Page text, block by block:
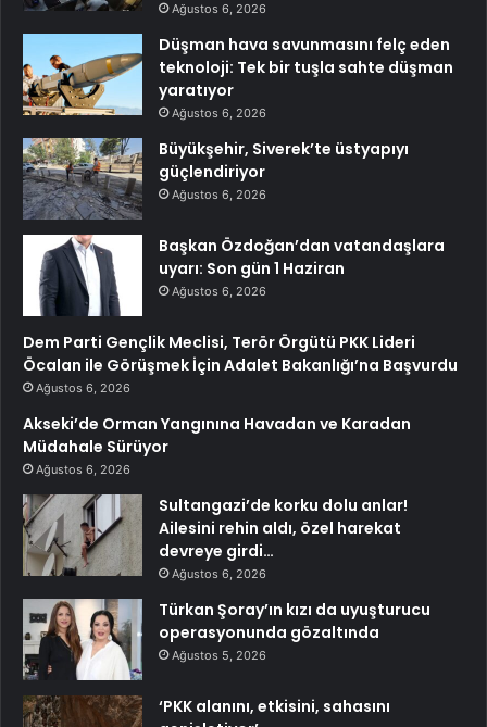
Ağustos 6, 2026
Düşman hava savunmasını felç eden
teknoloji: Tek bir tuşla sahte düşman
yaratıyor
Ağustos 6, 2026
Büyükşehir, Siverek’te üstyapıyı
güçlendiriyor
Ağustos 6, 2026
Başkan Özdoğan’dan vatandaşlara
uyarı: Son gün 1 Haziran
Ağustos 6, 2026
Dem Parti Gençlik Meclisi, Terör Örgütü PKK Lideri
Öcalan ile Görüşmek İçin Adalet Bakanlığı’na Başvurdu
Ağustos 6, 2026
Akseki’de Orman Yangınına Havadan ve Karadan
Müdahale Sürüyor
Ağustos 6, 2026
Sultangazi’de korku dolu anlar!
Ailesini rehin aldı, özel harekat
devreye girdi…
Ağustos 6, 2026
Türkan Şoray’ın kızı da uyuşturucu
operasyonunda gözaltında
Ağustos 5, 2026
‘PKK alanını, etkisini, sahasını